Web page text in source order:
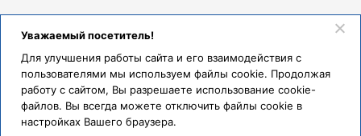
Федеральное государственное бюджетное образовательное
учреждение высшего образования «Самарский
здравоохранения Российской Федерации». Клиники СамГМУ
были основаны в 1930 году.
Реквизиты и правовая информация
Политика обработки персональных данных
Уважаемый посетитель!
Для улучшения работы сайта и его взаимодействия с
пользователями мы используем файлы cookie. Продолжая
работу с сайтом, Вы разрешаете использование cookie-
файлов. Вы всегда можете отключить файлы cookie в
настройках Вашего браузера.